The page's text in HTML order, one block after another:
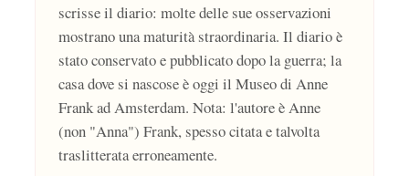
scrisse il diario: molte delle sue osservazioni
mostrano una maturità straordinaria. Il diario è
stato conservato e pubblicato dopo la guerra; la
casa dove si nascose è oggi il Museo di Anne
Frank ad Amsterdam. Nota: l'autore è Anne
(non "Anna") Frank, spesso citata e talvolta
traslitterata erroneamente.